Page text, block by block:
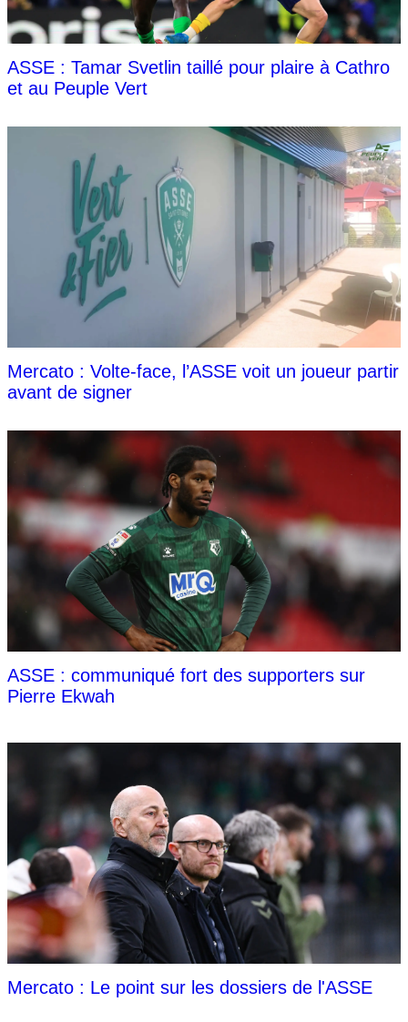
ASSE : Tamar Svetlin taillé pour plaire à Cathro
et au Peuple Vert
Mercato : Volte-face, l’ASSE voit un joueur partir
avant de signer
ASSE : communiqué fort des supporters sur
Pierre Ekwah
Mercato : Le point sur les dossiers de l'ASSE